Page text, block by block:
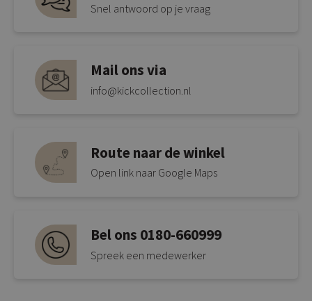
Snel antwoord op je vraag
Mail ons via
info@kickcollection.nl
Route naar de winkel
Open link naar Google Maps
Bel ons 0180-660999
Spreek een medewerker